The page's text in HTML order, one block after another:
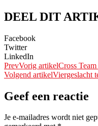
DEEL DIT
Facebook
Twitter
LinkedIn
PrevVorig artikelCross
Volgend artikelViergeslacht
Geef een reactie
Je e-mailadres wordt niet